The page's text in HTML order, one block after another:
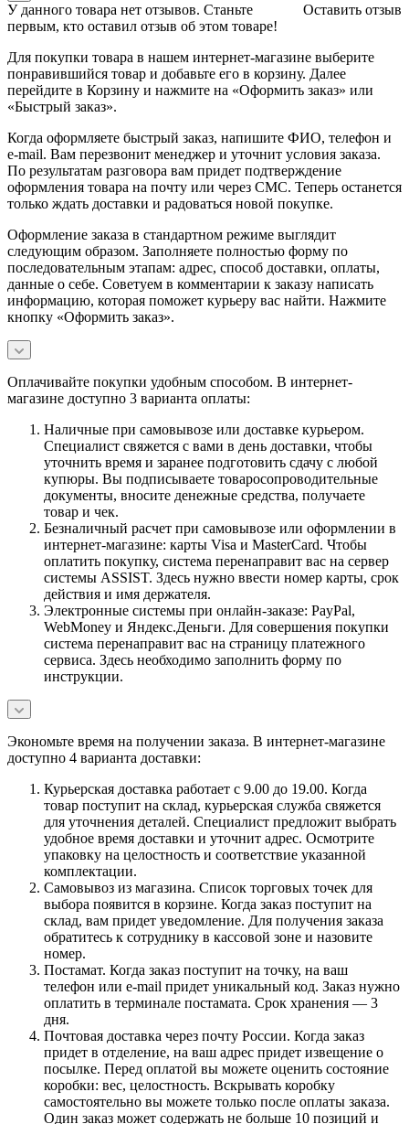
Оставить отзыв
У данного товара нет отзывов. Станьте
первым, кто оставил отзыв об этом товаре!
Для покупки товара в нашем интернет-магазине выберите
понравившийся товар и добавьте его в корзину. Далее
перейдите в Корзину и нажмите на «Оформить заказ» или
«Быстрый заказ».
Когда оформляете быстрый заказ, напишите ФИО, телефон и
e-mail. Вам перезвонит менеджер и уточнит условия заказа.
По результатам разговора вам придет подтверждение
оформления товара на почту или через СМС. Теперь останется
только ждать доставки и радоваться новой покупке.
Оформление заказа в стандартном режиме выглядит
следующим образом. Заполняете полностью форму по
последовательным этапам: адрес, способ доставки, оплаты,
данные о себе. Советуем в комментарии к заказу написать
информацию, которая поможет курьеру вас найти. Нажмите
кнопку «Оформить заказ».
Оплачивайте покупки удобным способом. В интернет-
магазине доступно 3 варианта оплаты:
Наличные при самовывозе или доставке курьером.
Специалист свяжется с вами в день доставки, чтобы
уточнить время и заранее подготовить сдачу с любой
купюры. Вы подписываете товаросопроводительные
документы, вносите денежные средства, получаете
товар и чек.
Безналичный расчет при самовывозе или оформлении в
интернет-магазине: карты Visa и MasterCard. Чтобы
оплатить покупку, система перенаправит вас на сервер
системы ASSIST. Здесь нужно ввести номер карты, срок
действия и имя держателя.
Электронные системы при онлайн-заказе: PayPal,
WebMoney и Яндекс.Деньги. Для совершения покупки
система перенаправит вас на страницу платежного
сервиса. Здесь необходимо заполнить форму по
инструкции.
Экономьте время на получении заказа. В интернет-магазине
доступно 4 варианта доставки:
Курьерская доставка работает с 9.00 до 19.00. Когда
товар поступит на склад, курьерская служба свяжется
для уточнения деталей. Специалист предложит выбрать
удобное время доставки и уточнит адрес. Осмотрите
упаковку на целостность и соответствие указанной
комплектации.
Самовывоз из магазина. Список торговых точек для
выбора появится в корзине. Когда заказ поступит на
склад, вам придет уведомление. Для получения заказа
обратитесь к сотруднику в кассовой зоне и назовите
номер.
Постамат. Когда заказ поступит на точку, на ваш
телефон или e-mail придет уникальный код. Заказ нужно
оплатить в терминале постамата. Срок хранения — 3
дня.
Почтовая доставка через почту России. Когда заказ
придет в отделение, на ваш адрес придет извещение о
посылке. Перед оплатой вы можете оценить состояние
коробки: вес, целостность. Вскрывать коробку
самостоятельно вы можете только после оплаты заказа.
Один заказ может содержать не больше 10 позиций и